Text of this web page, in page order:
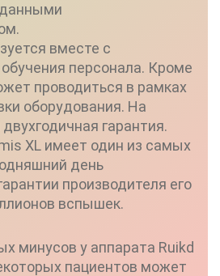
вместе с
персонала. Кроме
проводиться в рамках
оборудования. На
гарантия.
XL имеет один из самых
день
производителя его
вспышек.
минусов у аппарата Ruikd
пациентов может